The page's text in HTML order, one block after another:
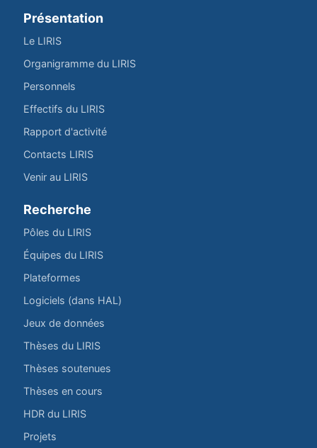
Présentation
Le LIRIS
Organigramme du LIRIS
Personnels
Effectifs du LIRIS
Rapport d'activité
Contacts LIRIS
Venir au LIRIS
Recherche
Pôles du LIRIS
Équipes du LIRIS
Plateformes
Logiciels (dans HAL)
Jeux de données
Thèses du LIRIS
Thèses soutenues
Thèses en cours
HDR du LIRIS
Projets